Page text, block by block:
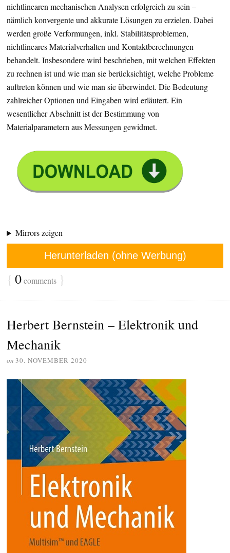
nichtlinearen mechanischen Analysen erfolgreich zu sein –
nämlich konvergente und akkurate Lösungen zu erzielen. Dabei
werden große Verformungen, inkl. Stabilitätsproblemen,
nichtlineares Materialverhalten und Kontaktberechnungen
behandelt. Insbesondere wird beschrieben, mit welchen Effekten
zu rechnen ist und wie man sie berücksichtigt, welche Probleme
auftreten können und wie man sie überwindet. Die Bedeutung
zahlreicher Optionen und Eingaben wird erläutert. Ein
wesentlicher Abschnitt ist der Bestimmung von
Materialparametern aus Messungen gewidmet.
Mirrors zeigen
Herunterladen (ohne Werbung)
{ 0comments }
Herbert Bernstein – Elektronik und
Mechanik
on 30. NOVEMBER 2020